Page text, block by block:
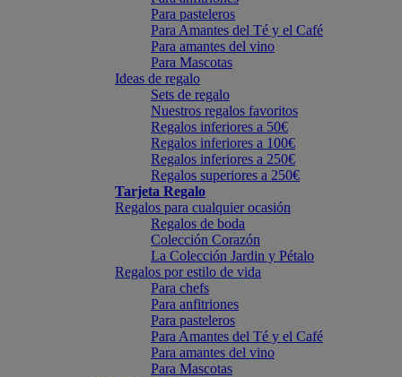
Para pasteleros
Para Amantes del Té y el Café
Para amantes del vino
Para Mascotas
Ideas de regalo
Sets de regalo
Nuestros regalos favoritos
Regalos inferiores a 50€
Regalos inferiores a 100€
Regalos inferiores a 250€
Regalos superiores a 250€
Tarjeta Regalo
Regalos para cualquier ocasión
Regalos de boda
Colección Corazón
La Colección Jardin y Pétalo
Regalos por estilo de vida
Para chefs
Para anfitriones
Para pasteleros
Para Amantes del Té y el Café
Para amantes del vino
Para Mascotas